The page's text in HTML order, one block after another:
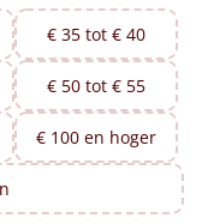
€ 35 tot € 40
€ 50 tot € 55
€ 100 en hoger